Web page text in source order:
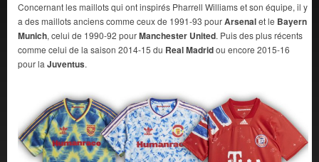
Concernant les maillots qui ont inspirés Pharrell Williams et son équipe, il y
a des maillots anciens comme ceux de 1991-93 pourArsenalet le Bayern
Munich, celui de 1990-92 pourManchester United. Puis des plus récents
comme celui de la saison 2014-15 du Real Madridou encore 2015-16
pour la Juventus.